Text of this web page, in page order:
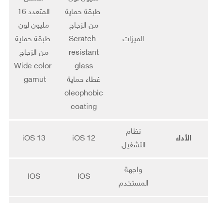
الميزات
طبقة حماية
من الزجاج
Scratch-
resistant
glass
غطاء حماية
oleophobic
coating
المتعدد 16
مليون لون
طبقة حماية
من الزجاج
Wide color
gamut
الأداء
نظام
التشغيل
iOS 12
iOS 13
واجهة
المستخدم
IOS
IOS